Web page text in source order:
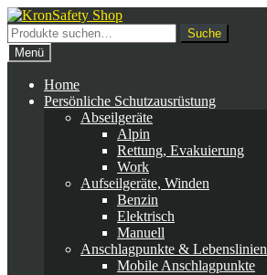
Zur
Navigation
springen
Zum
Inhalt
springen
Suche
nach:
Suche
Menü
Home
Persönliche Schutzausrüstung
Abseilgeräte
Alpin
Rettung, Evakuierung
Work
Aufseilgeräte, Winden
Benzin
Elektrisch
Manuell
Anschlagpunkte & Lebenslinien
Mobile Anschlagpunkte